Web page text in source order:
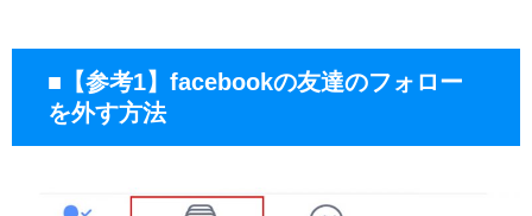
■【参考1】facebookの友達のフォロー
を外す方法